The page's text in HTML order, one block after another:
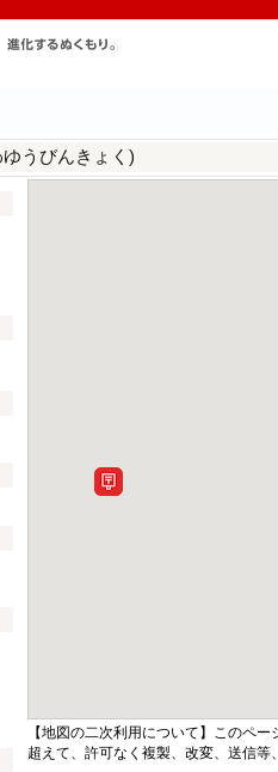
うびんきょく)
【地図の二次利用について】このペ
超えて、許可なく複製、改変、送信等